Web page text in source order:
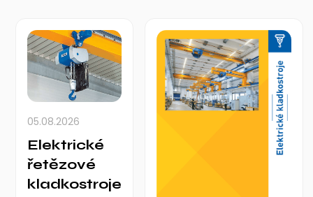
05.08.2026
Elektrické
řetězové
kladkostroje